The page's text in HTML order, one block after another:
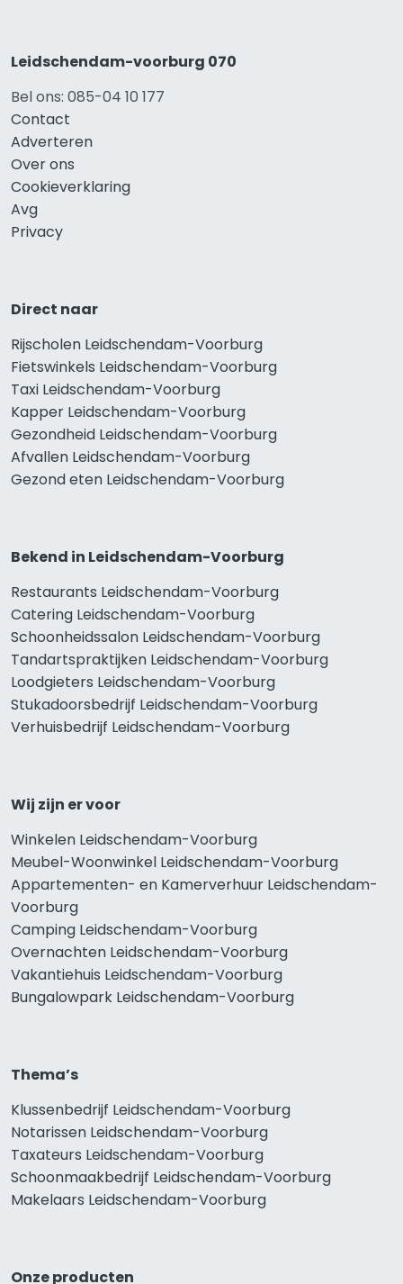
Leidschendam-voorburg 070
Bel ons: 085-04 10 177
Contact
Adverteren
Over ons
Cookieverklaring
Avg
Privacy
Direct naar
Rijscholen Leidschendam-Voorburg
Fietswinkels Leidschendam-Voorburg
Taxi Leidschendam-Voorburg
Kapper Leidschendam-Voorburg
Gezondheid Leidschendam-Voorburg
Afvallen Leidschendam-Voorburg
Gezond eten Leidschendam-Voorburg
Bekend in Leidschendam-Voorburg
Restaurants Leidschendam-Voorburg
Catering Leidschendam-Voorburg
Schoonheidssalon Leidschendam-Voorburg
Tandartspraktijken Leidschendam-Voorburg
Loodgieters Leidschendam-Voorburg
Stukadoorsbedrijf Leidschendam-Voorburg
Verhuisbedrijf Leidschendam-Voorburg
Wij zijn er voor
Winkelen Leidschendam-Voorburg
Meubel-Woonwinkel Leidschendam-Voorburg
Appartementen- en Kamerverhuur Leidschendam-
Voorburg
Camping Leidschendam-Voorburg
Overnachten Leidschendam-Voorburg
Vakantiehuis Leidschendam-Voorburg
Bungalowpark Leidschendam-Voorburg
Thema’s
Klussenbedrijf Leidschendam-Voorburg
Notarissen Leidschendam-Voorburg
Taxateurs Leidschendam-Voorburg
Schoonmaakbedrijf Leidschendam-Voorburg
Makelaars Leidschendam-Voorburg
Onze producten